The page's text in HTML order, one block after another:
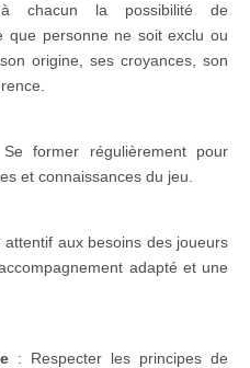
à chacun la possibilité de
que personne ne soit exclu ou
origine, ses croyances, son
former régulièrement pour
et connaissances du jeu.
attentif aux besoins des joueurs
adapté et une
: Respecter les principes de